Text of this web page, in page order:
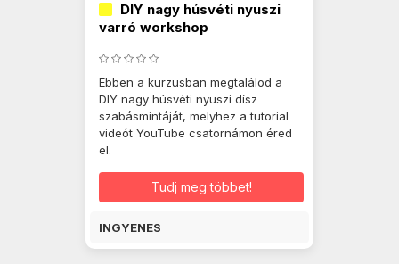
DIY nagy húsvéti nyuszi
varró workshop
Ebben a kurzusban megtalálod a
DIY nagy húsvéti nyuszi dísz
szabásmintáját, melyhez a tutorial
videót YouTube csatornámon éred
el.
Tudj meg többet!
INGYENES